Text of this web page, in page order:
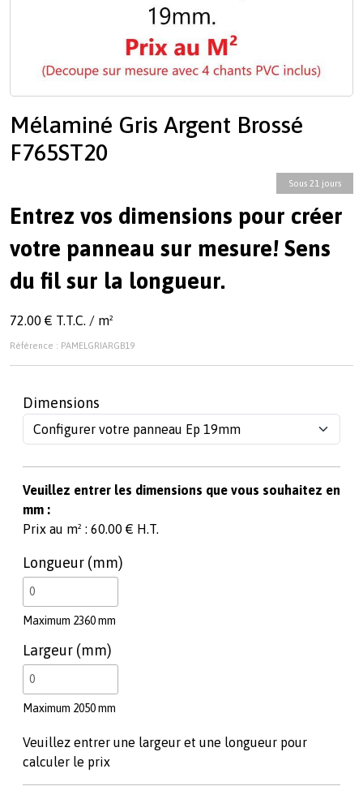
Mélaminé Gris Argent Brossé
F765ST20
Sous 21 jours
Entrez vos dimensions pour créer
votre panneau sur mesure! Sens
du fil sur la longueur.
72.00 € T.T.C. / m²
Référence : PAMELGRIARGB19
Dimensions
Veuillez entrer les dimensions que vous souhaitez en
mm :
Prix au m² : 60.00 € H.T.
Longueur (mm)
Maximum 2360 mm
Largeur (mm)
Maximum 2050 mm
Veuillez entrer une largeur et une longueur pour
calculer le prix